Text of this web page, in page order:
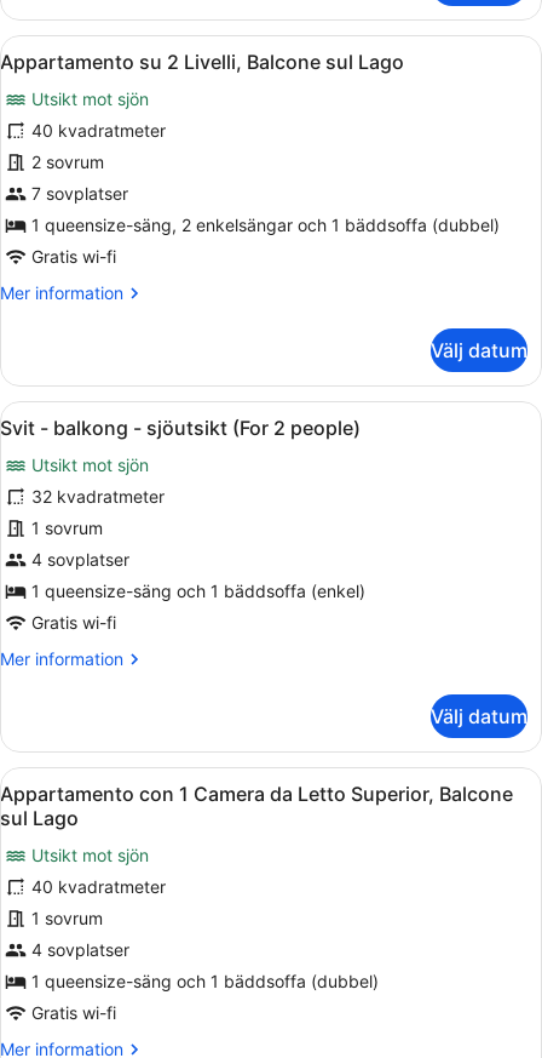
-
utsikt
mot
trädgården
(5
people)
Öppna
alla
foton
för
Appartamento
su
2
Livelli,
Balcone
sul
En balkong med en stol, ett bord
6
Appartamento su 2 Livelli, Balcone sul Lago
Utsikt mot sjön
40 kvadratmeter
2 sovrum
7 sovplatser
1 queensize-säng, 2 enkelsängar och 1 bäddsoffa (dubbel)
Gratis wi-fi
Mer information
Mer
su
Livelli,
sul
Lago
Välj datum
Öppna
alla
foton
för
Svit
-
balkong
sjöutsikt
(For
Ett sovrum med en säng, ett
11
Svit - balkong - sjöutsikt (For 2 people)
Utsikt mot sjön
32 kvadratmeter
1 sovrum
4 sovplatser
1 queensize-säng och 1 bäddsoffa (enkel)
Gratis wi-fi
Mer information
Mer
-
balkong
-
sjöutsikt
(For
2
people)
Välj datum
Öppna
alla
foton
för
Appartamento
con
1
Camera
da
Ett sovrum med en stor säng, en
15
Appartamento con 1 Camera da Letto Superior, Balcone
sul Lago
Utsikt mot sjön
40 kvadratmeter
1 sovrum
4 sovplatser
1 queensize-säng och 1 bäddsoffa (dubbel)
Gratis wi-fi
Mer information
Mer